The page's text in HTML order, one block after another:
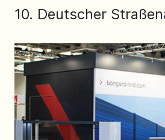
10. Deutscher